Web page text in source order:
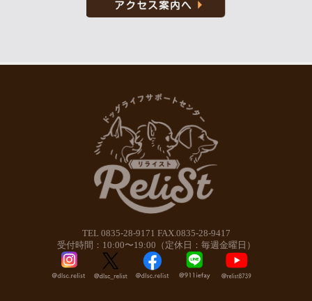
TEL 0835-28-9171 FAX.0835-28-9417
受付時間：10:00〜19:00（定休日：毎週金曜日）